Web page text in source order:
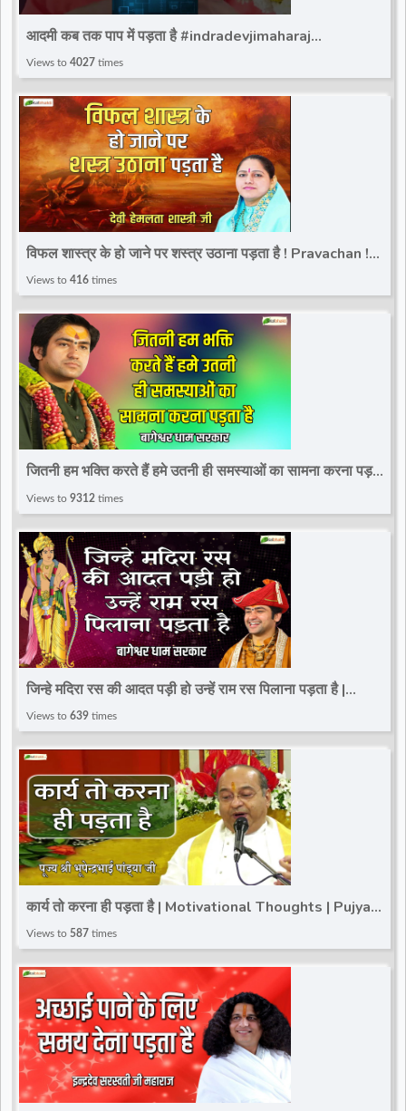
आदमी कब तक पाप में पड़ता है #indradevjimaharaj
#totalbhakti #trandingviralshort #indradev_maharaj
Views to 4027 times
विफल शास्त्र के हो जाने पर शस्त्र उठाना पड़ता है ! Pravachan !
Devi Hemlata Shastri JI | Rishikesh
Views to 416 times
जितनी हम भक्ति करते हैं हमे उतनी ही समस्याओं का सामना करना पड़ता
है |Bageshwar Dham Sarkar |सीधी बात
Views to 9312 times
जिन्हे मदिरा रस की आदत पड़ी हो उन्हें राम रस पिलाना पड़ता है |
Bageshwar Dham Sarkar | सीधी बात
Views to 639 times
कार्य तो करना ही पड़ता है | Motivational Thoughts | Pujya
Bhupendra Bhai Pandya Ji
Views to 587 times